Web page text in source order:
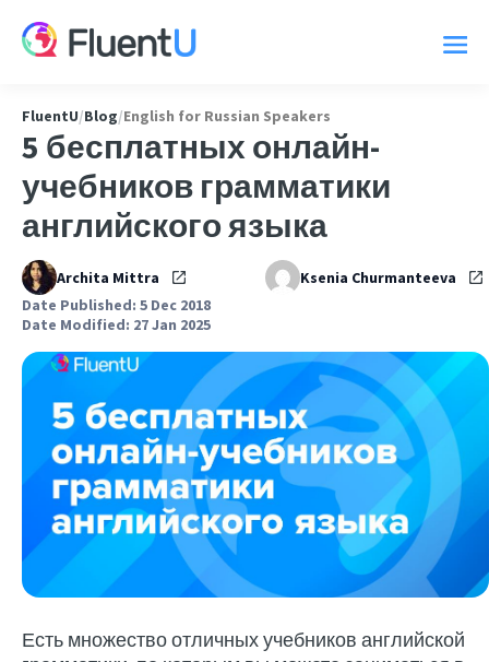
FluentU/Blog/English for Russian Speakers
5 бесплатных онлайн-
учебников грамматики
английского языка
Archita Mittra
Ksenia Churmanteeva
Date Published: 5 Dec 2018
Date Modified: 27 Jan 2025
Есть множество отличных учебников английской